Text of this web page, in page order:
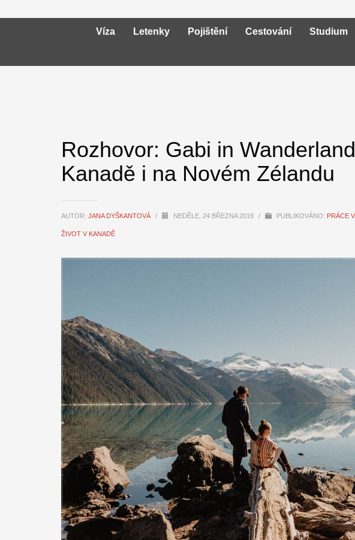
Víza Letenky Pojištění Cestování Studium
Rozhovor: Gabi in
Kanadě i na Novém Zélandu
AUTOR: JANA DYŠKANTOVÁ / NEDĚLE, 24 BŘEZNA 2019 / PUBLIKOVÁNO: PRÁCE
ŽIVOT V KANADĚ